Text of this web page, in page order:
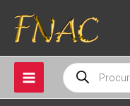
para
conteúdo
Pesquisar
produtos